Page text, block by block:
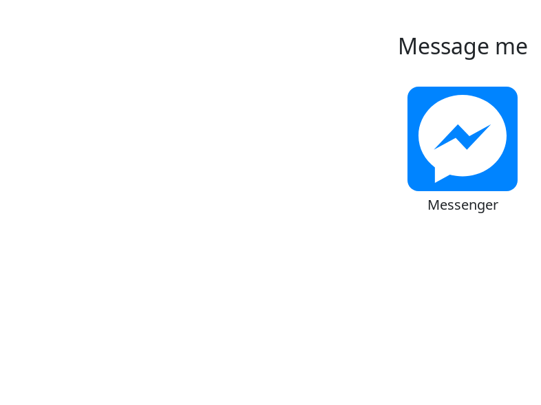
Message me
Messenger